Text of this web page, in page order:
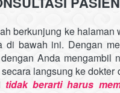
berkunjung ke halaman
di bawah ini. Dengan
Anda mengambil
langsung ke dokter
tidak berarti harus